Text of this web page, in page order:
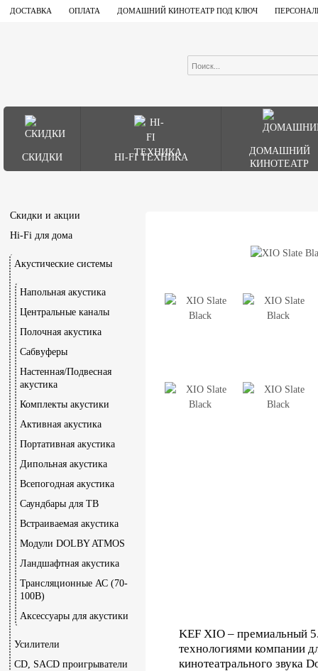
ДОСТАВКА ОПЛАТА ДОМАШНИЙ КИНОТЕАТР ПОД КЛЮЧ
СКИДКИ HI-FI ТЕХНИКА
ДОМАШНИЙ
КИНОТЕАТР
Скидки и акции
Hi-Fi для дома
Акустические системы
Напольная акустика
Центральные каналы
Полочная акустика
Сабвуферы
Настенная/Подвесная
акустика
Комплекты акустики
Активная акустика
Портативная акустика
Дипольная акустика
Всепогодная акустика
Саундбары для ТВ
Встраиваемая акустика
Модули DOLBY ATMOS
Ландшафтная акустика
Трансляционные АС (70-
100В)
Аксессуары для акустики
Усилители
CD, SACD проигрыватели
KEF XIO – премиальный
технологиями компании
кинотеатрального звука